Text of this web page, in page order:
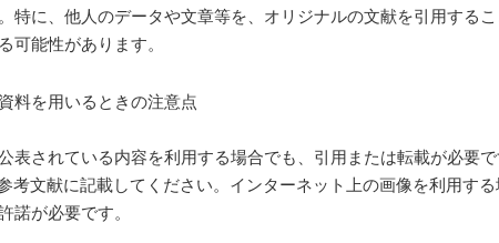
特に、他人のデータや文章等を、オリジナルの文献を引用する
可能性があります。
料を用いるときの注意点
表されている内容を利用する場合でも、引用または転載が必要
考文献に記載してください。インターネット上の画像を利用す
諾が必要です。